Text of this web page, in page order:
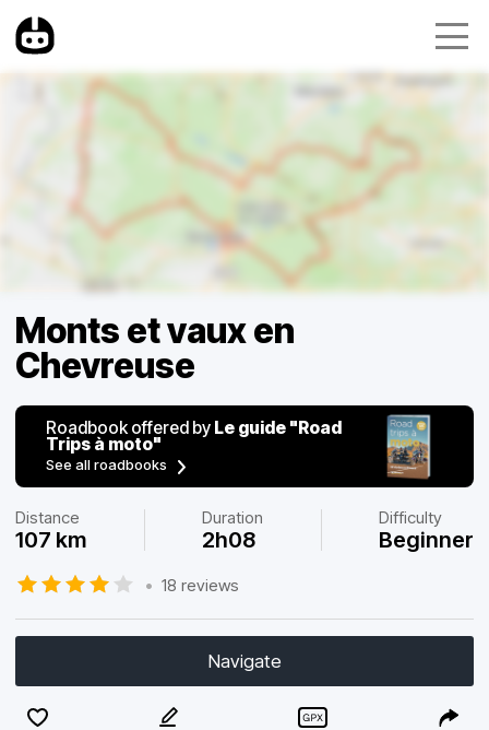
Monts et vaux en
Chevreuse
Roadbook offered by Le guide "Road
Trips à moto"
See all roadbooks
Distance
107 km
Duration
2h08
Difficulty
Beginner
• 18 reviews
Navigate